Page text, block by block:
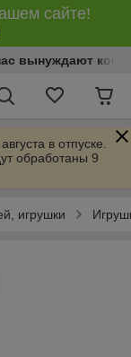
сайте!
вынуждают
в отпуске.
обработаны 9
игрушки